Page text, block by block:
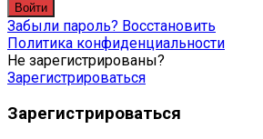
Войти
Забыли пароль? Восстановить
Политика конфиденциальности
Не зарегистрированы?
Зарегистрироваться
Зарегистрироваться